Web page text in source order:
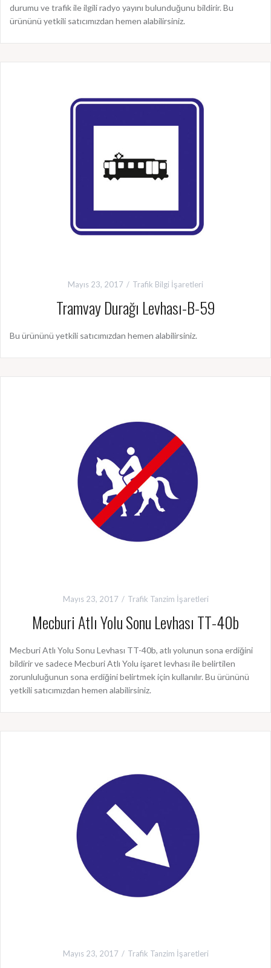
durumu ve trafik ile ilgili radyo yayını bulunduğunu bildirir. Bu
ürününü yetkili satıcımızdan hemen alabilirsiniz.
Mayıs 23, 2017 Trafik Bilgi İşaretleri
Tramvay Durağı Levhası-B-59
Bu ürününü yetkili satıcımızdan hemen alabilirsiniz.
Mayıs 23, 2017 Trafik Tanzim İşaretleri
Mecburi Atlı Yolu Sonu Levhası TT-40b
Mecburi Atlı Yolu Sonu Levhası TT-40b, atlı yolunun sona erdiğini
bildirir ve sadece Mecburi Atlı Yolu işaret levhası ile belirtilen
zorunluluğunun sona erdiğini belirtmek için kullanılır. Bu ürününü
yetkili satıcımızdan hemen alabilirsiniz.
Mayıs 23, 2017 Trafik Tanzim İşaretleri